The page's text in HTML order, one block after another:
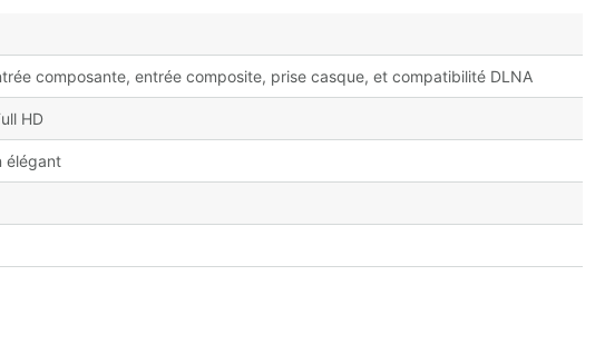
composante, entrée composite, prise casque, et compatibilité DLNA
HD
élégant